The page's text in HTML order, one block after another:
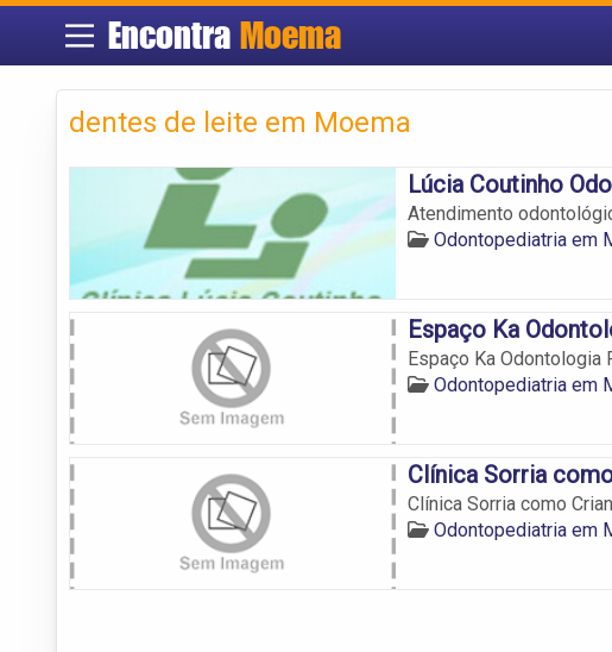
Encontra Moema
dentes de leite em Moema
Lúcia Coutinho
Atendimento
Odontopediatria em
Espaço Ka
Espaço Ka Odontologia
Odontopediatria em
Clínica Sorria
Clínica Sorria como
Odontopediatria em